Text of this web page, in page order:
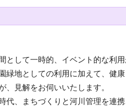
して一時的、イベント的な利
緑地としての利用に加えて、健
、見解をお伺いいたします。
代、まちづくりと河川管理を連